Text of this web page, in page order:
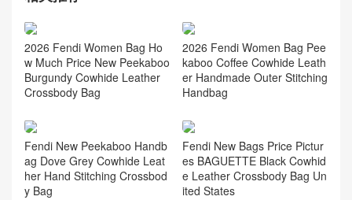
2026 Fendi Women Bag Ho
w Much Price New Peekaboo
Burgundy Cowhide Leather
Crossbody Bag
2026 Fendi Women Bag Pee
kaboo Coffee Cowhide Leath
er Handmade Outer Stitching
Handbag
Fendi New Peekaboo Handb
ag Dove Grey Cowhide Leat
her Hand Stitching Crossbod
y Bag
Fendi New Bags Price Pictur
es BAGUETTE Black Cowhid
e Leather Crossbody Bag Un
ited States